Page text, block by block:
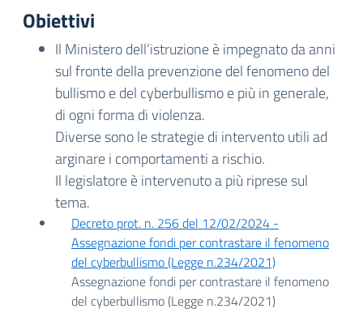
Obiettivi
Il Ministero dell’istruzione è impegnato da anni
sul fronte della prevenzione del fenomeno del
bullismo e del cyberbullismo e più in generale,
di ogni forma di violenza.
Diverse sono le strategie di intervento utili ad
arginare i comportamenti a rischio.
Il legislatore è intervenuto a più riprese sul
tema.
Decreto prot. n. 256 del 12/02/2024 -
Assegnazione fondi per contrastare il fenomeno
del cyberbullismo (Legge n.234/2021)
Assegnazione fondi per contrastare il fenomeno
del cyberbullismo (Legge n.234/2021)